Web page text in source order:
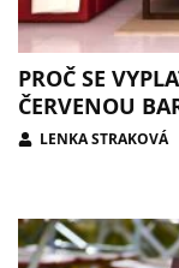
PROČ SE
ČERVENOU
LENKA STRAKOVÁ